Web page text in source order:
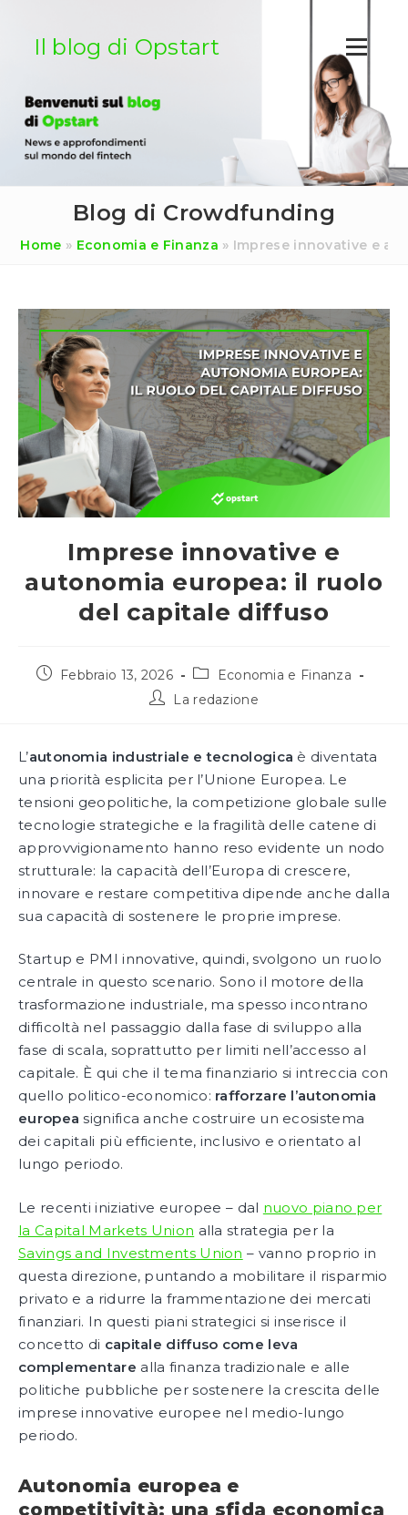
contenutoIl blog di Opstart
Blog di Crowdfunding
Home » Economia e Finanza » Imprese innovative e
Imprese innovative e
autonomia europea: il ruolo
del capitale diffuso
ArticoloFebbraio 13, 2026
Categoria
dell'articolo:
Economia e Finanza
AutoreLa redazione
L’autonomia industriale e tecnologica è diventata
una priorità esplicita per l’Unione Europea. Le
tensioni geopolitiche, la competizione globale sulle
tecnologie strategiche e la fragilità delle catene di
approvvigionamento hanno reso evidente un nodo
strutturale: la capacità dell’Europa di crescere,
innovare e restare competitiva dipende anche dalla
sua capacità di sostenere le proprie imprese.
Startup e PMI innovative, quindi, svolgono un ruolo
centrale in questo scenario. Sono il motore della
trasformazione industriale, ma spesso incontrano
difficoltà nel passaggio dalla fase di sviluppo alla
fase di scala, soprattutto per limiti nell’accesso al
capitale. È qui che il tema finanziario si intreccia con
quello politico-economico: rafforzare l’autonomia
europea significa anche costruire un ecosistema
dei capitali più efficiente, inclusivo e orientato al
lungo periodo.
Le recenti iniziative europee – dal nuovo piano per
la Capital Markets Union alla strategia per la
Savings and Investments Union – vanno proprio in
questa direzione, puntando a mobilitare il risparmio
privato e a ridurre la frammentazione dei mercati
finanziari. In questi piani strategici si inserisce il
concetto di capitale diffuso come leva
complementare alla finanza tradizionale e alle
politiche pubbliche per sostenere la crescita delle
imprese innovative europee nel medio-lungo
periodo.
Autonomia europea e
competitività: una sfida economica